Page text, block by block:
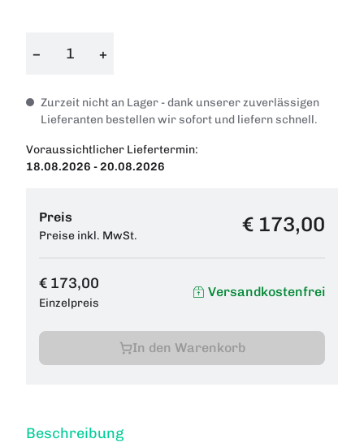
− +
Zurzeit nicht an Lager - dank unserer zuverlässigen
Lieferanten bestellen wir sofort und liefern schnell.
Voraussichtlicher Liefertermin:
18.08.2026 - 20.08.2026
Preis
Preise inkl. MwSt. € 173,00
€ 173,00
Einzelpreis
Versandkostenfrei
In den Warenkorb
Beschreibung